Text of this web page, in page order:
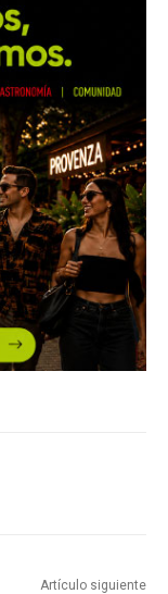
Artículo siguiente